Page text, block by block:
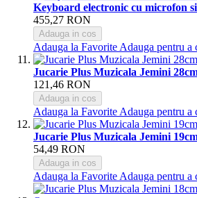
Keyboard electronic cu microfon
455,27 RON
Adauga in cos
Adauga la Favorite Adauga pentru a
Jucarie Plus Muzicala Jemini
121,46 RON
Adauga in cos
Adauga la Favorite Adauga pentru a
Jucarie Plus Muzicala Jemini
54,49 RON
Adauga in cos
Adauga la Favorite Adauga pentru a